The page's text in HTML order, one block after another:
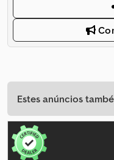
Estes anúncios